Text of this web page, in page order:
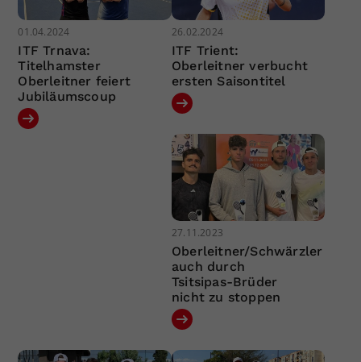
01.04.2024
ITF Trnava:
Titelhamster
Oberleitner feiert
Jubiläumscoup
26.02.2024
ITF Trient:
Oberleitner verbucht
ersten Saisontitel
27.11.2023
Oberleitner/Schwärzler
auch durch
Tsitsipas-Brüder
nicht zu stoppen